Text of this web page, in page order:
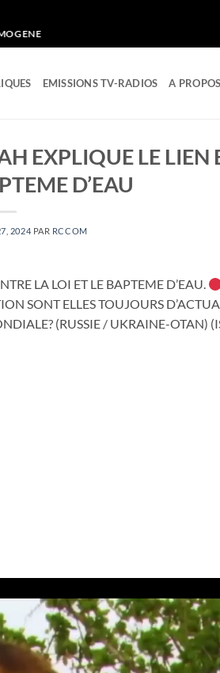
EMISSIONS TV-RADIOS A PROPOS
EXPLIQUE LE LIEN
D’EAU
2024 PAR RCCOM
LA LOI ET LE BAPTEME D’EAU.
SONT ELLES TOUJOURS
(RUSSIE / UKRAINE-OTAN)